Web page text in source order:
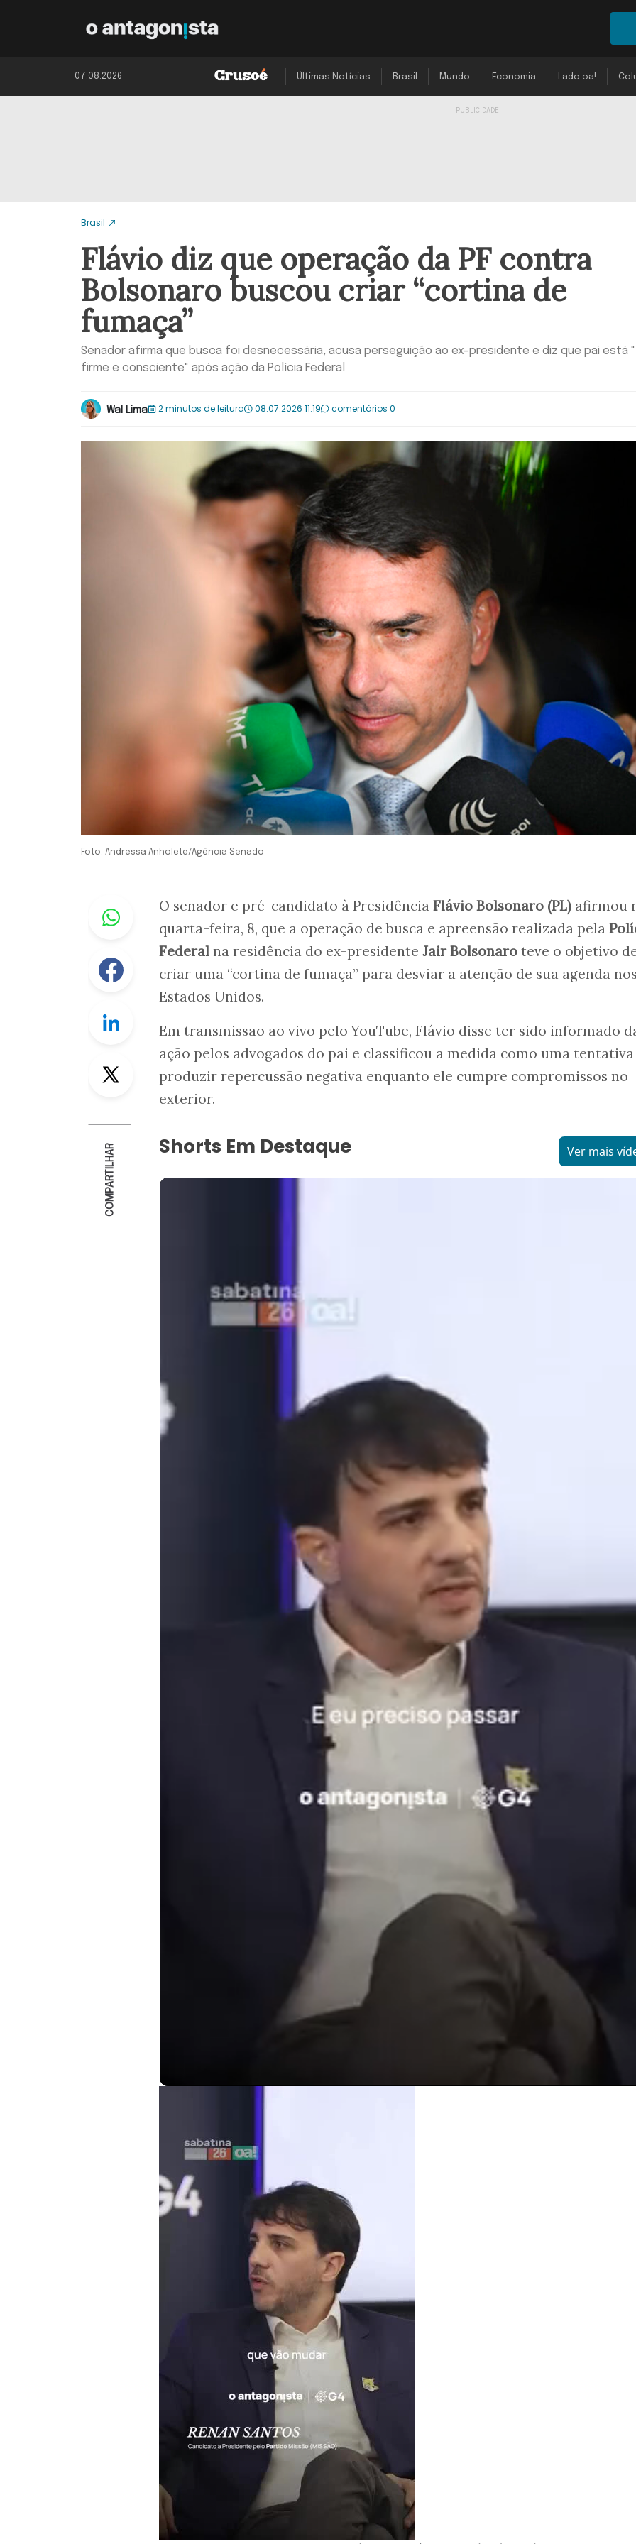
07.08.2026 Últimas Notícias Brasil Mundo Economia Lado oa!
Brasil
Flávio diz que operação da PF contra
Bolsonaro buscou criar “cortina de
fumaça”
Senador afirma que busca foi desnecessária, acusa perseguição ao ex-presidente e diz que pai está
firme e consciente" após ação da Polícia Federal
Wal Lima 2 minutos de leitura 08.07.2026 11:19 comentários 0
Foto: Andressa Anholete/Agência Senado
Whastapp
Facebook
Twitter
COMPARTILHAR
O senador e pré-candidato à Presidência Flávio Bolsonaro (PL) afirmou
quarta-feira, 8, que a operação de busca e apreensão realizada pela
Federal na residência do ex-presidente Jair Bolsonaro teve o objetivo
criar uma “cortina de fumaça” para desviar a atenção de sua agenda nos
Estados Unidos.
Em transmissão ao vivo pelo YouTube, Flávio disse ter sido informado
ação pelos advogados do pai e classificou a medida como uma tentativa
produzir repercussão negativa enquanto ele cumpre compromissos no
exterior.
Shorts Em Destaque Ver mais